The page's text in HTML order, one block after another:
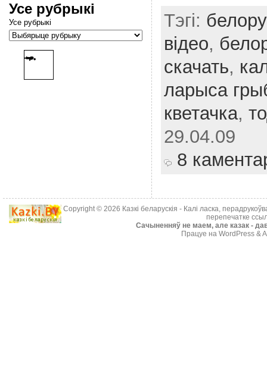
Усе рубрыкі
Усе рубрыкі
Тэгі:
відео,
скачать,
ларыса
кветачка,
29.04.09
8
Copyright © 2026 Казкі беларускія - Калі ласка,
перепечатке
Cачыненняў не маем, але казак -
Працуе на WordPress &